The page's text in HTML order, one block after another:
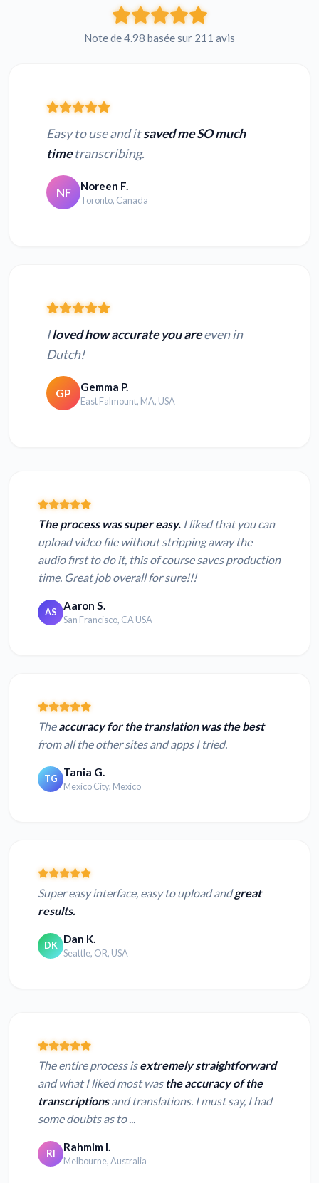
Note de 4.98 basée sur 211 avis
Easy to use and itsaved me SO much
timetranscribing.
NF Noreen F.
Toronto, Canada
Iloved how accurate you areeven in
Dutch!
GP Gemma P.
East Falmount, MA, USA
The process was super easy. I liked that you can
upload video file without stripping away the
audio first to do it, this of course saves production
time. Great job overall for sure!!!
AS Aaron S.
San Francisco, CA USA
Theaccuracy for the translation was the best
from all the other sites and apps I tried.
TG Tania G.
Mexico City, Mexico
Super easy interface, easy to upload andgreat
results.
DK Dan K.
Seattle, OR, USA
The entire process isextremely straightforward
and what I liked most was the accuracy of the
transcriptionsand translations. I must say, I had
some doubts as to ...
RI Rahmim I.
Melbourne, Australia